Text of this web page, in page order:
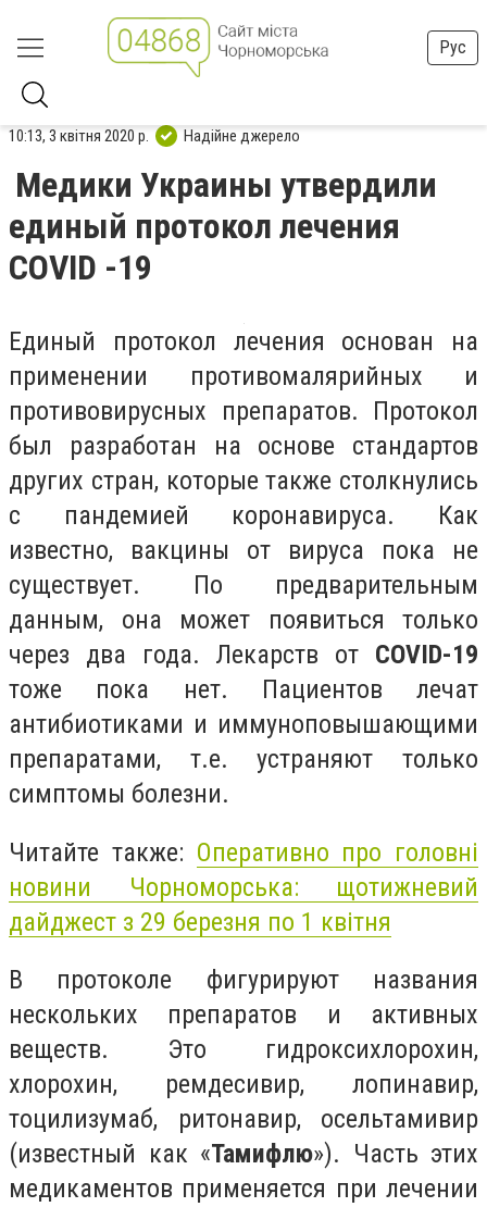
Рус
10:13, 3 квітня 2020 р. Надійне джерело
Медики Украины утвердили
единый протокол лечения
COVID -19
Единый протокол лечения основан на
применении противомалярийных и
противовирусных препаратов. Протокол
был разработан на основе стандартов
других стран, которые также столкнулись
с пандемией коронавируса. Как
известно, вакцины от вируса пока не
существует. По предварительным
данным, она может появиться только
через два года. Лекарств от COVID-19
тоже пока нет. Пациентов лечат
антибиотиками и иммуноповышающими
препаратами, т.е. устраняют только
симптомы болезни.
Читайте также: Оперативно про головні
новини Чорноморська: щотижневий
дайджест з 29 березня по 1 квiтня
В протоколе фигурируют названия
нескольких препаратов и активных
веществ. Это гидроксихлорохин,
хлорохин, ремдесивир, лопинавир,
тоцилизумаб, ритонавир, осельтамивир
(известный как «Тамифлю»). Часть этих
медикаментов применяется при лечении